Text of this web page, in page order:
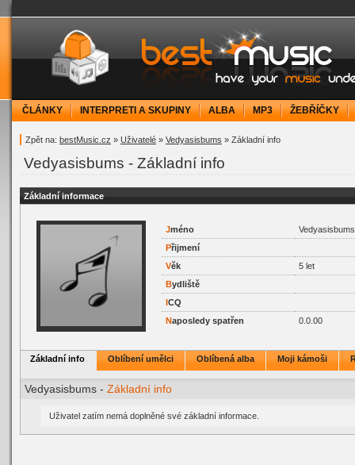
bestMusic.cz - Have your music under
ČLÁNKY INTERPRETI A SKUPINY ALBA MP3 ŽEBŘÍČKY
Zpět na: bestMusic.cz » Uživatelé » Vedyasisbums » Základní info
Vedyasisbums - Základní info
Základní informace
Jméno
Vedyasisbums
Přijmení
Věk
5 let
Bydliště
ICQ
Naposledy spatřen 0.0.00
Základní info Oblíbení umělci Oblíbená alba Moji kámoši
Vedyasisbums - Základní info
Uživatel zatím nemá doplněné své základní informace.